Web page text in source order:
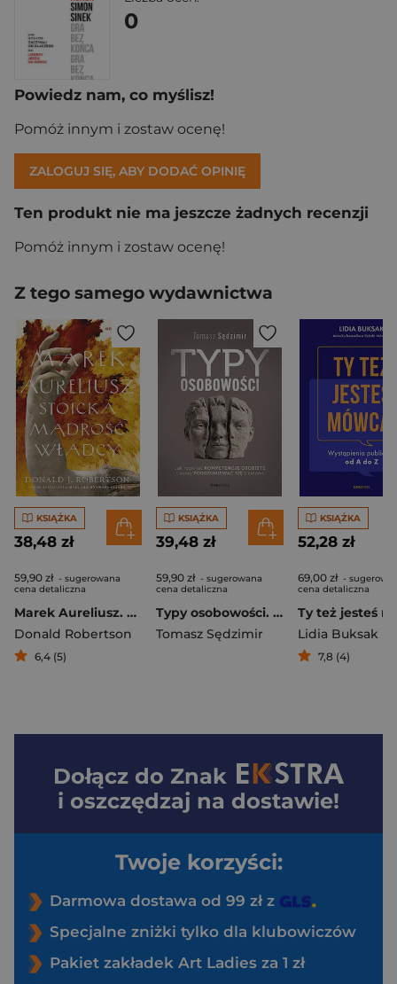
0
Powiedz nam, co myślisz!
Pomóż innym i zostaw ocenę!
ZALOGUJ SIĘ, ABY DODAĆ OPINIĘ
Ten produkt nie ma jeszcze żadnych recenzji
Pomóż innym i zostaw ocenę!
Z tego samego wydawnictwa
KSIĄŻKA
38,48 zł
59,90 zł - sugerowana
cena detaliczna
Marek Aureliusz. Stoicka mądrość władcy
Donald Robertson
6,4 (5)
KSIĄŻKA
39,48 zł
59,90 zł - sugerowana
cena detaliczna
Typy osobowości. Jak rozwijać kompetencje osobiste i lepiej porozumiewać się z ludźmi
Tomasz Sędzimir
KSIĄŻKA
52,28 zł
69,00 zł -
cena detaliczna
Lidia Buksak
7,8 (4)
Dołącz do Znak
i oszczędzaj na dostawie!
Twoje korzyści:
Darmowa dostawa od 99 zł z
Specjalne zniżki tylko dla klubowiczów
Pakiet zakładek Art Ladies za 1 zł